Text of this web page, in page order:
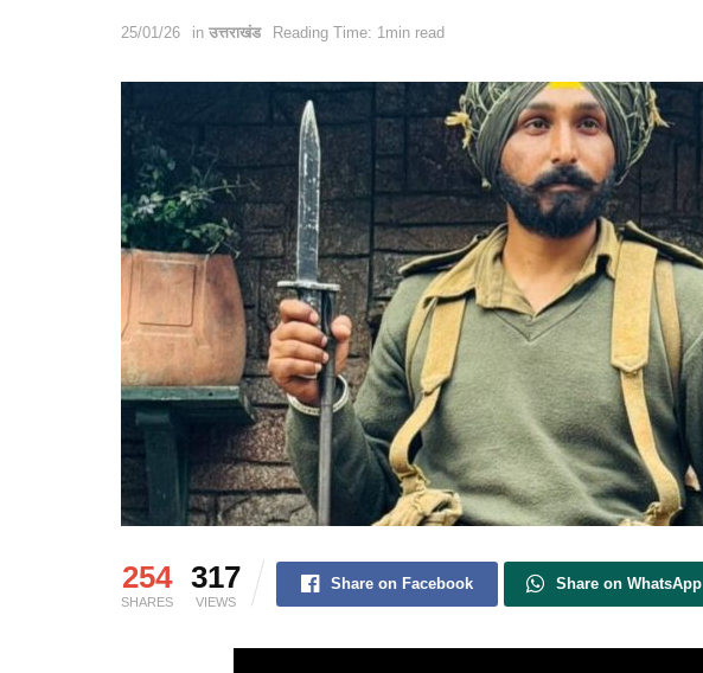
25/01/26 in उत्तराखंड Reading Time: 1min read
254
SHARES
317
VIEWS
Share on Facebook Share on WhatsApp